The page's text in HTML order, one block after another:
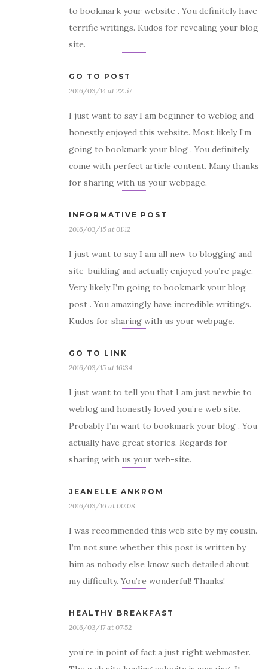
to bookmark your website . You definitely have
terrific writings. Kudos for revealing your blog
site.
GO TO POST
2016/03/14 at 22:57
I just want to say I am beginner to weblog and
honestly enjoyed this website. Most likely I’m
going to bookmark your blog . You definitely
come with perfect article content. Many thanks
for sharing with us your webpage.
INFORMATIVE POST
2016/03/15 at 01:12
I just want to say I am all new to blogging and
site-building and actually enjoyed you’re page.
Very likely I’m going to bookmark your blog
post . You amazingly have incredible writings.
Kudos for sharing with us your webpage.
GO TO LINK
2016/03/15 at 16:34
I just want to tell you that I am just newbie to
weblog and honestly loved you’re web site.
Probably I’m want to bookmark your blog . You
actually have great stories. Regards for
sharing with us your web-site.
JEANELLE ANKROM
2016/03/16 at 00:08
I was recommended this web site by my cousin.
I’m not sure whether this post is written by
him as nobody else know such detailed about
my difficulty. You’re wonderful! Thanks!
HEALTHY BREAKFAST
2016/03/17 at 07:52
you’re in point of fact a just right webmaster.